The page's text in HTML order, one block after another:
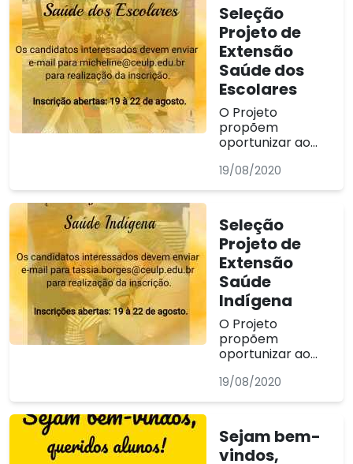
Seleção
Projeto de
Extensão
Saúde dos
Escolares
O Projeto
propõem
oportunizar ao
curso de
odontologia
acompanhamento
nas escolas do
município de
Palmas, com
peças teatrais e
orientações de
saúde bucal para
as crianças e
familiares. A
certificação...
19/08/2020
Seleção
Projeto de
Extensão
Saúde
Indígena
O Projeto
propõem
oportunizar ao
curso de
odontologia
acompanhamento
em atendimento
na clínica de
19/08/2020
Sejam bem-
vindos,